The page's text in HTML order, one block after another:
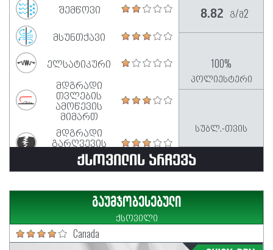
შემწოვი
მსუნთქავი
ელსატიკური
მდგრადი
თვლების
ამოწევის
მიმართ
მდგრადი
გარღვევის
მიმართ
8.82 გ/მ2
100%
პოლიესტერი
სუბლ.-თვის
ᲥᲡᲝᲕᲘᲚᲘᲡ ᲐᲠᲩᲔᲕᲐ
გაუმჯობესებული
ქსოვილი
Canada